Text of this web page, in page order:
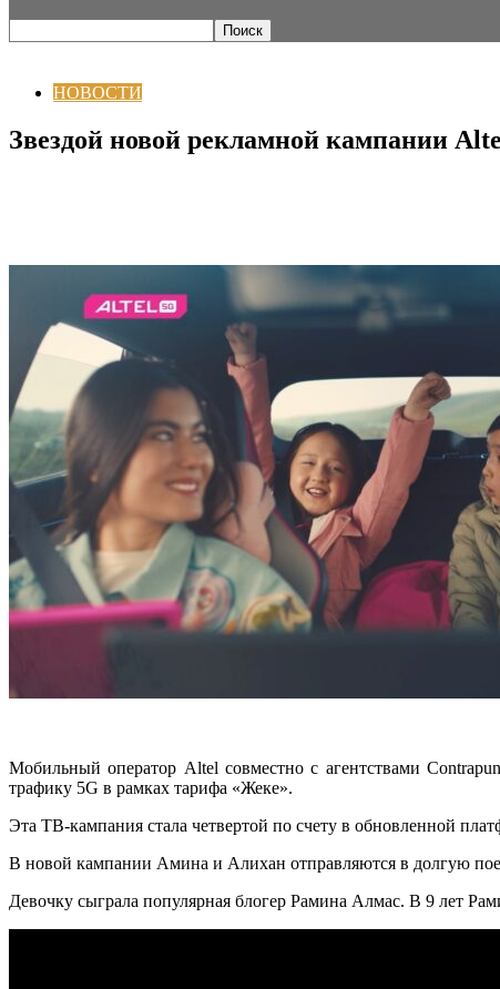
НОВОСТИ
Звездой новой рекламной кампании
Мобильный оператор Altel совместно с агентствами
трафику 5G в рамках тарифа «Жеке».
Эта ТВ-кампания стала четвертой по счету в обновленной
В новой кампании Амина и Алихан отправляются в долгую
Девочку сыграла популярная блогер Рамина Алмас. В 9 лет